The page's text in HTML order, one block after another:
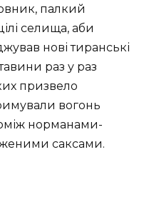
палкий
селища, аби
нові тиранські
раз у раз
призвело
вогонь
норманами-
саксами.